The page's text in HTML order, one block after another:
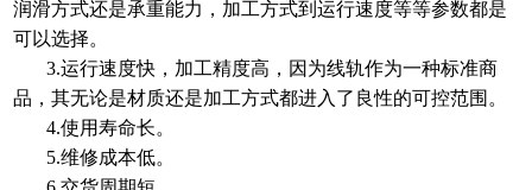
润滑方式还是承重能力，加工方式到运行速度等等参数都是
可以选择。
3.运行速度快，加工精度高，因为线轨作为一种标准商
品，其无论是材质还是加工方式都进入了良性的可控范围。
4.使用寿命长。
5.维修成本低。